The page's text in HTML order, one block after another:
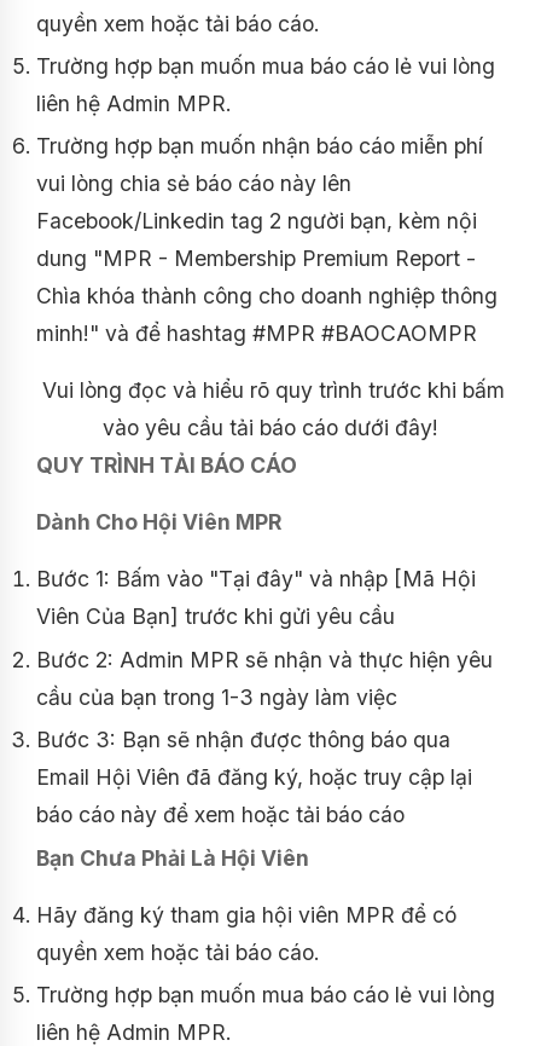
quyền xem hoặc tải báo cáo.
Trường hợp bạn muốn mua báo cáo lẻ vui lòng
liên hệ Admin MPR.
Trường hợp bạn muốn nhận báo cáo miễn phí
vui lòng chia sẻ báo cáo này lên
Facebook/Linkedin tag 2 người bạn, kèm nội
dung "MPR - Membership Premium Report -
Chìa khóa thành công cho doanh nghiệp thông
minh!" và để hashtag #MPR #BAOCAOMPR
Vui lòng đọc và hiểu rõ quy trình trước khi bấm
vào yêu cầu tải báo cáo dưới đây!
QUY TRÌNH TẢI BÁO CÁO
Dành Cho Hội Viên MPR
Bước 1: Bấm vào "Tại đây" và nhập [Mã Hội
Viên Của Bạn] trước khi gửi yêu cầu
Bước 2: Admin MPR sẽ nhận và thực hiện yêu
cầu của bạn trong 1-3 ngày làm việc
Bước 3: Bạn sẽ nhận được thông báo qua
Email Hội Viên đã đăng ký, hoặc truy cập lại
báo cáo này để xem hoặc tải báo cáo
Bạn Chưa Phải Là Hội Viên
Hãy đăng ký tham gia hội viên MPR để có
quyền xem hoặc tải báo cáo.
Trường hợp bạn muốn mua báo cáo lẻ vui lòng
liên hệ Admin MPR.